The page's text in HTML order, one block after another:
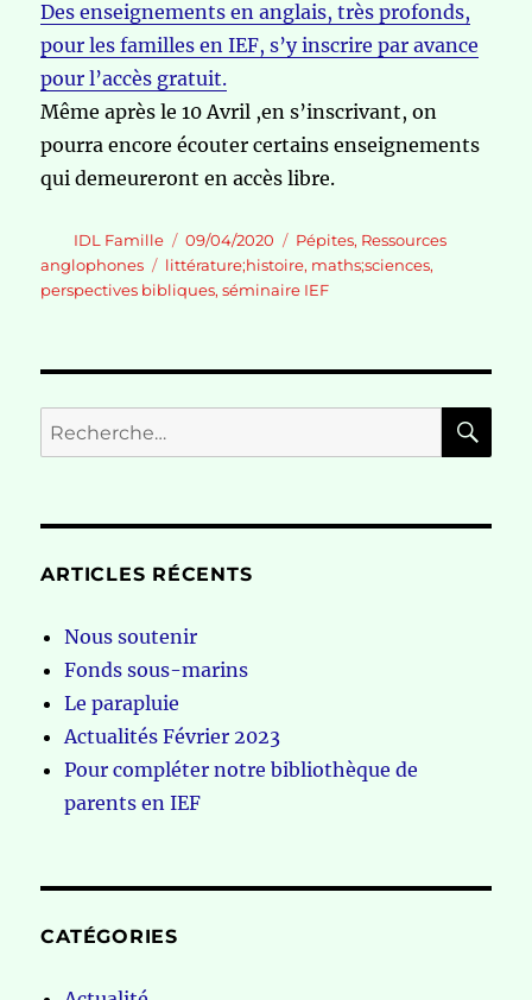
Des enseignements en anglais, très profonds,
pour les familles en IEF, s’y inscrire par avance
pour l’accès gratuit.
Même après le 10 Avril ,en s’inscrivant, on
pourra encore écouter certains enseignements
qui demeureront en accès libre.
Auteur
IDL Famille
Publié
le
09/04/2020 Catégories
Pépites, Ressources
anglophones
Étiquettes
littérature;histoire, maths;sciences,
perspectives bibliques,séminaire IEF
Recherche
pour :
ARTICLES RÉCENTS
Nous soutenir
Fonds sous-marins
Le parapluie
Actualités Février 2023
Pour compléter notre bibliothèque de
parents en IEF
CATÉGORIES